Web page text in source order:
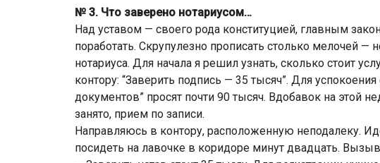
№ 3. Что заверено нотариусом…
Над уставом — своего рода конституцией, главным
поработать. Скрупулезно прописать столько мелочей
нотариуса. Для начала я решил узнать, сколько стоит
контору: “Заверить подпись — 35 тысяч”. Для
документов” просят почти 90 тысяч. Вдобавок на этой
занято, прием по записи.
Направляюсь в контору, расположенную неподалеку.
посидеть на лавочке в коридоре минут двадцать.